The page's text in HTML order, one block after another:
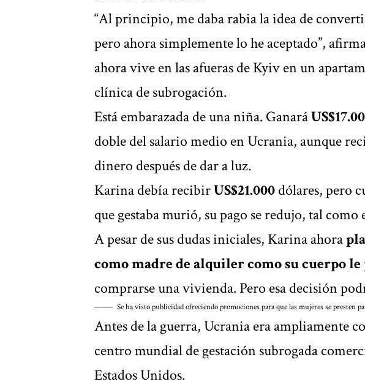
“Al principio, me daba rabia la idea de
pero ahora simplemente lo he aceptado”,
ahora vive en las afueras de Kyiv en un
clínica de subrogación.
Está embarazada de una niña. Ganará
doble del salario medio en Ucrania, aunque
dinero después de dar a luz.
Karina debía recibirUS$21.000dólares, pero
que gestaba murió, su pago se redujo, tal
A pesar de sus dudas iniciales, Karina ahora
como madre de alquiler como su cuerpo
comprarse una vivienda. Pero esa decisión
Se ha visto publicidad ofreciendo promociones para que las mujeres se presten
Antes de la guerra, Ucrania era ampliamente
centro mundial de gestación subrogada
Estados Unidos.